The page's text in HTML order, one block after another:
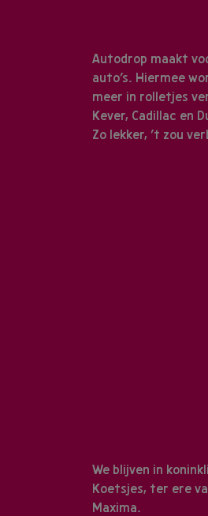
Autodrop maakt
auto’s. Hiermee
meer in rolletjes
Kever, Cadillac en
Zo lekker, ’t zou
We blijven in
Koetsjes, ter ere
Maxima.